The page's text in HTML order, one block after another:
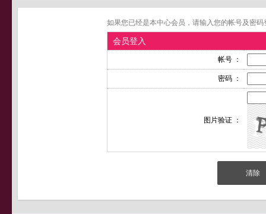
如果您已经是本中心会员，请输入您的帐号及密
会员登入
帐号 ：
密码 ：
图片验证 ：